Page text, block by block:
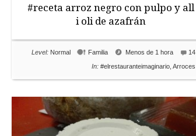
#receta arroz negro con pulpo y all
i oli de azafrán
14
Menos de 1 hora
Familia
Level: Normal
In: #elrestauranteimaginario Arroces